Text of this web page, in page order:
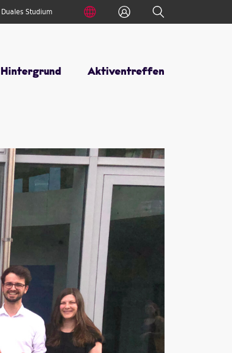
Duales Studium InternationalAnmelden
Hintergrund Aktiventreffen